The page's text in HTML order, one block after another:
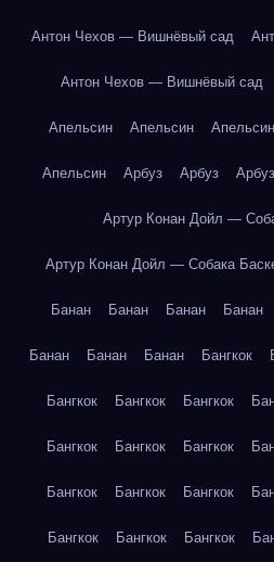
Антон Чехов — Вишнёвый сад
Антон Чехов — Вишнёвый сад
Апельсин Апельсин Апельсин
Апельсин Арбуз Арбуз Арбуз
Артур Конан Дойл —
Артур Конан Дойл — Собака
Банан Банан Банан Банан
Банан Банан Банан Бангкок
Бангкок Бангкок Бангкок
Бангкок Бангкок Бангкок
Бангкок Бангкок Бангкок
Бангкок Бангкок Бангкок